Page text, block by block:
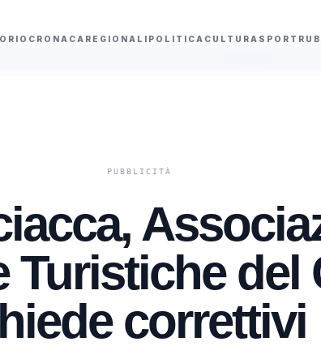
CRONACA REGIONALI POLITICA CULTURA SPORT
mattina da bollino nero
Turistiche del
correttivi